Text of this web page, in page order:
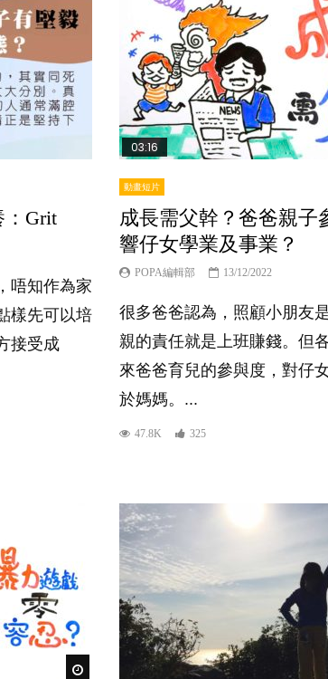
：Grit
唔知作為家
樣先可以培
接受成
03:16
動畫短片
成長需父幹？爸爸親子
響仔女學業及事業？
POPA編輯部 13/12/2022
很多爸爸認為，照顧小朋友
親的責任就是上班賺錢。但
來爸爸育兒的參與度，對仔
於媽媽。...
47.8K 325
Watch Later